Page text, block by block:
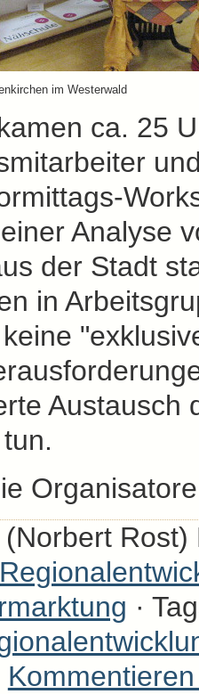
im Westerwald
ca. 25
Analyse
der Stadt
in
Austausch
·